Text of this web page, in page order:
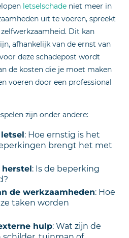
letselschade niet meer in
uit te voeren, spreekt
Dit kan
afhankelijk van de ernst van
deze schadepost wordt
de kosten die je moet maken
voeren door een professional
zijn onder andere:
: Hoe ernstig is het
brengt het met
: Is de beperking
de werkzaamheden: Hoe
taken worden
hulp: Wat zijn de